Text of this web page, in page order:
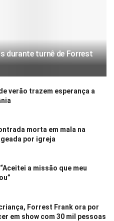
durante turnê de Forrest
verão trazem esperança a
morta em mala na
por igreja
a missão que meu
Forrest Frank ora por
em show com 30 mil pessoas